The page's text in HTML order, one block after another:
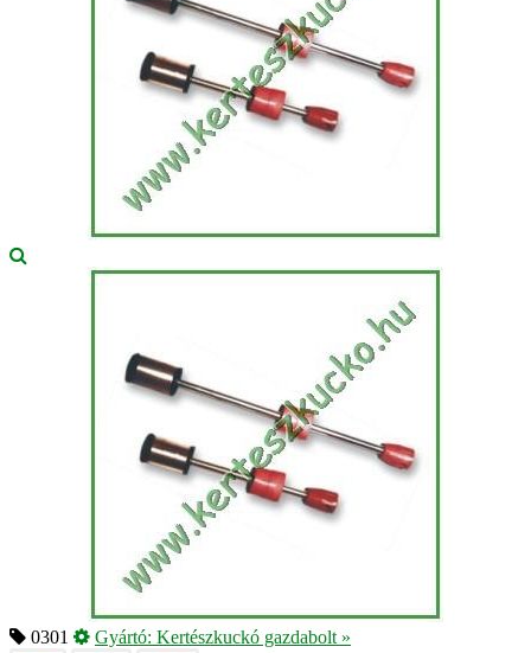
0301 Gyártó: Kertészkuckó gazdabolt »